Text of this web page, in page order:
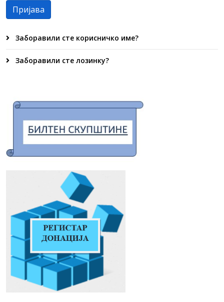
Пријава
Заборавили сте корисничко име?
Заборавили сте лозинку?